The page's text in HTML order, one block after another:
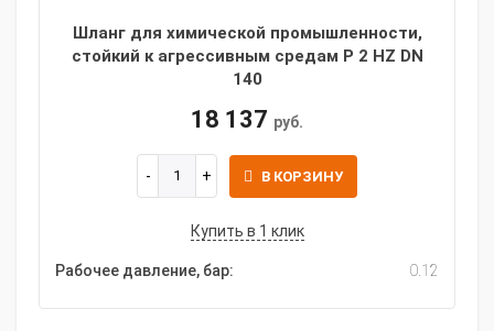
Шланг для химической промышленности,
стойкий к агрессивным средам P 2 HZ DN
140
18 137 руб.
В КОРЗИНУ
Купить в 1 клик
Рабочее давление, бар: 0.12